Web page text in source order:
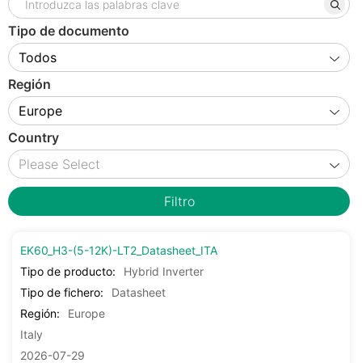
Tipo de documento
Región
Country
Filtro
EK60_H3-(5-12K)-LT2_Datasheet_ITA
Tipo de producto:
Hybrid Inverter
Tipo de fichero:
Datasheet
Región:
Europe
Italy
2026-07-29